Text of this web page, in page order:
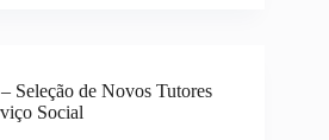
Seleção de Novos Tutores
Social